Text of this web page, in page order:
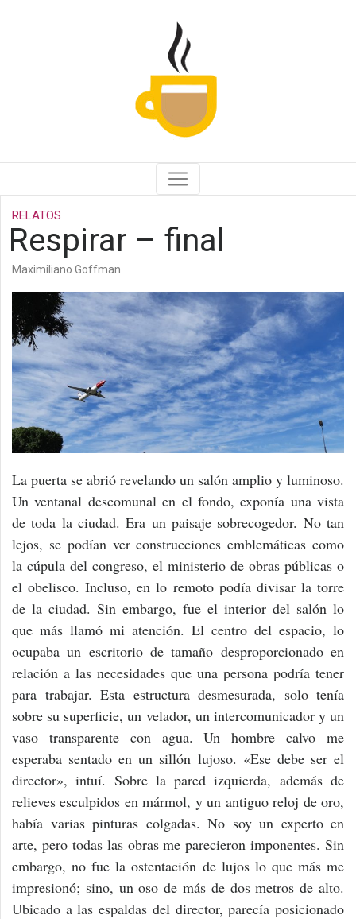
RELATOS
Respirar – final
Maximiliano Goffman
La puerta se abrió revelando un salón amplio y luminoso.
Un ventanal descomunal en el fondo, exponía una vista
de toda la ciudad. Era un paisaje sobrecogedor. No tan
lejos, se podían ver construcciones emblemáticas como
la cúpula del congreso, el ministerio de obras públicas o
el obelisco. Incluso, en lo remoto podía divisar la torre
de la ciudad. Sin embargo, fue el interior del salón lo
que más llamó mi atención. El centro del espacio, lo
ocupaba un escritorio de tamaño desproporcionado en
relación a las necesidades que una persona podría tener
para trabajar. Esta estructura desmesurada, solo tenía
sobre su superficie, un velador, un intercomunicador y un
vaso transparente con agua. Un hombre calvo me
esperaba sentado en un sillón lujoso. «Ese debe ser el
director», intuí. Sobre la pared izquierda, además de
relieves esculpidos en mármol, y un antiguo reloj de oro,
había varias pinturas colgadas. No soy un experto en
arte, pero todas las obras me parecieron imponentes. Sin
embargo, no fue la ostentación de lujos lo que más me
impresionó; sino, un oso de más de dos metros de alto.
Ubicado a las espaldas del director, parecía posicionado